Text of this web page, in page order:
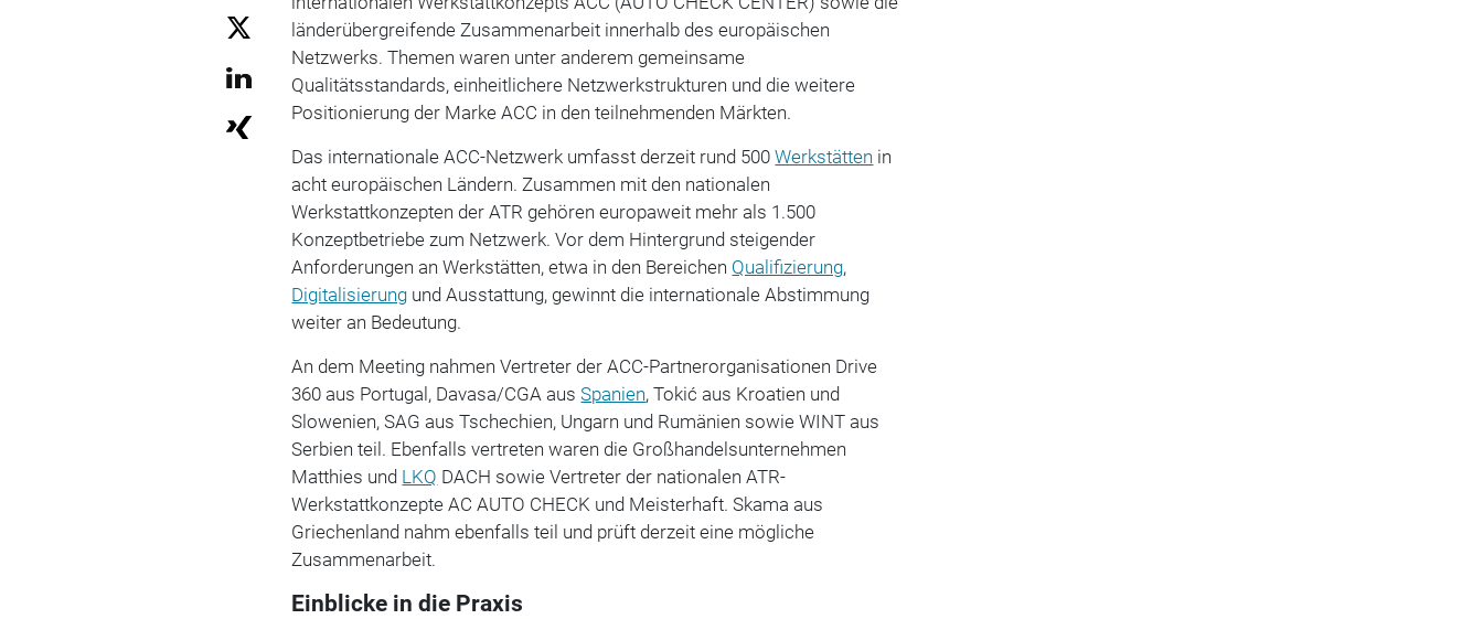
länderübergreifende Zusammenarbeit innerhalb des europäischen
Netzwerks. Themen waren unter anderem gemeinsame
Qualitätsstandards, einheitlichere Netzwerkstrukturen und die weitere
Positionierung der Marke ACC in den teilnehmenden Märkten.
Das internationale ACC-Netzwerk umfasst derzeit rund 500Werkstätten in
acht europäischen Ländern. Zusammen mit den nationalen
Werkstattkonzepten der ATR gehören europaweit mehr als 1.500
Konzeptbetriebe zum Netzwerk. Vor dem Hintergrund steigender
Anforderungen an Werkstätten, etwa in den Bereichen Qualifizierung,
Digitalisierung und Ausstattung, gewinnt die internationale Abstimmung
weiter an Bedeutung.
An dem Meeting nahmen Vertreter der ACC-Partnerorganisationen Drive
360 aus Portugal, Davasa/CGA ausSpanien, Tokić aus Kroatien und
Slowenien, SAG aus Tschechien, Ungarn und Rumänien sowie WINT aus
Serbien teil. Ebenfalls vertreten waren die Großhandelsunternehmen
Matthies und LKQ DACH sowie Vertreter der nationalen ATR-
Werkstattkonzepte AC AUTO CHECK und Meisterhaft. Skama aus
Griechenland nahm ebenfalls teil und prüft derzeit eine mögliche
Zusammenarbeit.
Einblicke in die Praxis